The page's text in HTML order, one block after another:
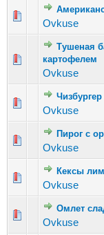
Ovkuse
Голосов: 2 -
Тушеная
картофелем
Ovkuse
Голосов: 2 -
Ovkuse
Голосов: 0 -
Пирог с
Ovkuse
Голосов: 4 -
Кексы
Ovkuse
Голосов: 7 -
Омлет
Ovkuse
Голосов: 1 -